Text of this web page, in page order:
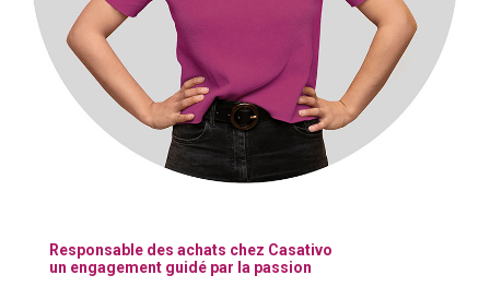
Responsable des achats chez Casativo
un engagement guidé par la passion